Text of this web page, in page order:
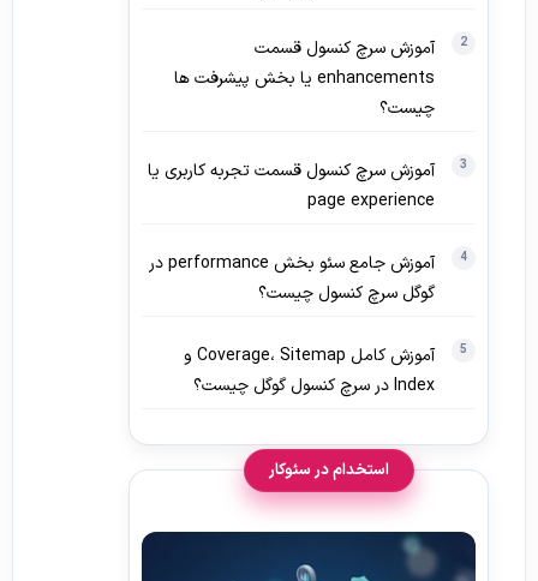
آموزش سرچ کنسول قسمت
enhancements یا بخش پیشرفت ها
چیست؟
آموزش سرچ کنسول قسمت تجربه کاربری یا
page experience
آموزش جامع سئو بخش performance در
گوگل سرچ کنسول چیست؟
آموزش کامل Coverage، Sitemap و
Index در سرچ کنسول گوگل چیست؟
استخدام در سئوکار